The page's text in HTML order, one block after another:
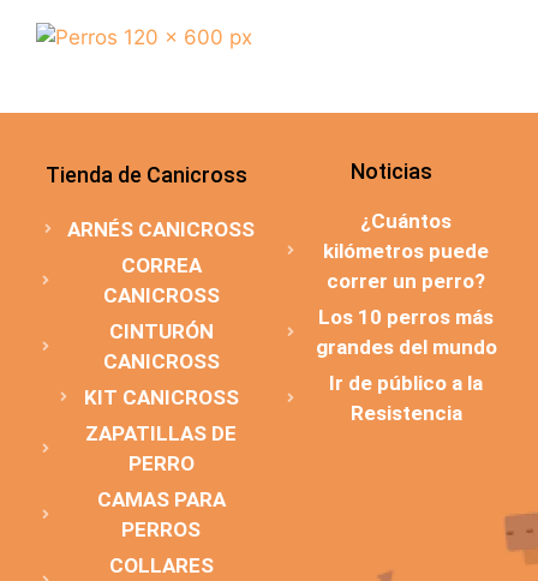
Tienda de Canicross
ARNÉS CANICROSS
CORREA
CANICROSS
CINTURÓN
CANICROSS
KIT CANICROSS
ZAPATILLAS DE
PERRO
CAMAS PARA
PERROS
COLLARES
Noticias
¿Cuántos
kilómetros puede
correr un perro?
Los 10 perros más
grandes del mundo
Ir de público a la
Resistencia